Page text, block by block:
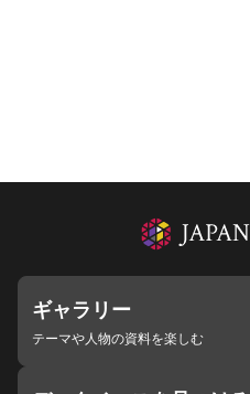
ギャラリー
テーマや人物の資料を楽しむ